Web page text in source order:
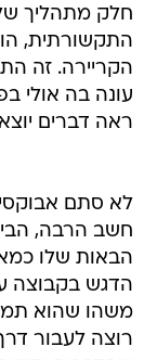
חלק מתהליך
התקשורתית,
הקריירה. זה
עונה בה אולי
ראה דברים
לא סתם
חשב הרבה,
הבאות שלו
הדגש בקבוצה
משהו שהוא
רוצה לעבור